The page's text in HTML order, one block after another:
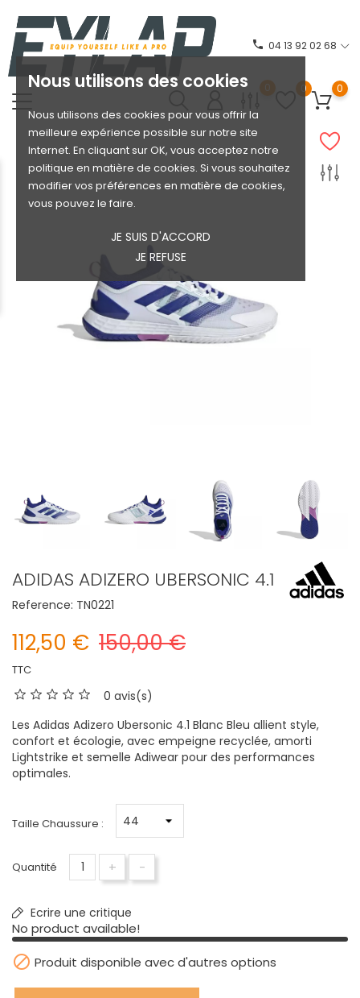
Nous utilisons des cookies
Nous utilisons des cookies pour vous offrir la
meilleure expérience possible sur notre site
Internet. En cliquant sur OK, vous acceptez notre
politique en matière de cookies. Si vous souhaitez
modifier vos préférences en matière de cookies,
vous pouvez le faire.
JE SUIS D'ACCORD
JE REFUSE
phone 04 13 92 02 68
0 0 0
ADIDAS ADIZERO UBERSONIC 4.1
Reference: TN0221
112,50 € 150,00 €
TTC
0 avis(s)
Les Adidas Adizero Ubersonic 4.1 Blanc Bleu allient style,
confort et écologie, avec empeigne recyclée, amorti
Lightstrike et semelle Adiwear pour des performances
optimales.
Taille Chaussure :
Quantité + -
Ecrire une critique
No product available!
 Produit disponible avec d'autres options